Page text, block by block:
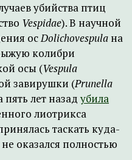
убийства птиц
Vespidae). В научной
осDolichovespula на
колибри
осы (Vespula
завирушки (Prunella
лет назад убила
лиотрикса
таскать куда-
оказался полностью